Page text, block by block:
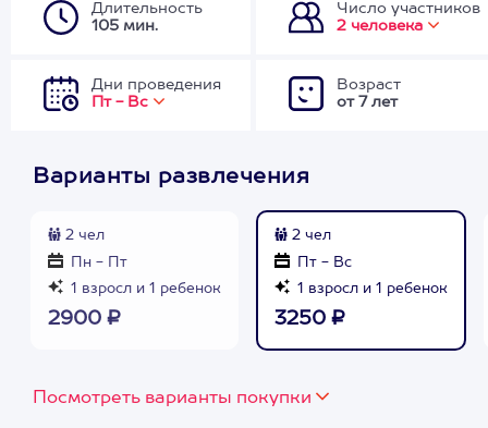
Длительность
105 мин.
Число участников
2 человека
Дни проведения
Пт - Вс
Возраст
от 7 лет
Варианты развлечения
2 чел
Пн - Пт
1 взросл и 1 ребенок
2900 ₽
2 чел
Пт - Вс
1 взросл и 1 ребенок
3250 ₽
Посмотреть варианты покупки